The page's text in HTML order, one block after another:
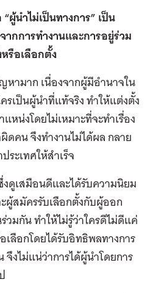
ผู้นำไม่เป็นทางการ” เป็น
กการทำงานและการอยู่ร่วม
รือเลือกตั้ง
ามาก เนื่องจากผู้มีอำนาจใน
รเป็นผู้นำที่แท้จริง ทำให้แต่งตั้ง
น่งโดยไม่เหมาะที่จะทำเรื่อง
คน จึงทำงานไม่ได้ผล กลาย
ะเทศให้สำเร็จ
ดูเสมือนดีและได้รับความนิยม
สมัครรับเลือกตั้งกับผู้ออก
วมกัน ทำให้ไม่รู้ว่าใครดีไม่ดีแค่
เลือกโดยได้รับอิทธิพลทางการ
งไม่แน่ว่าการได้ผู้นำโดยการ